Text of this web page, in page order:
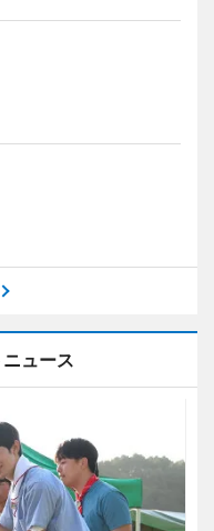
ュース